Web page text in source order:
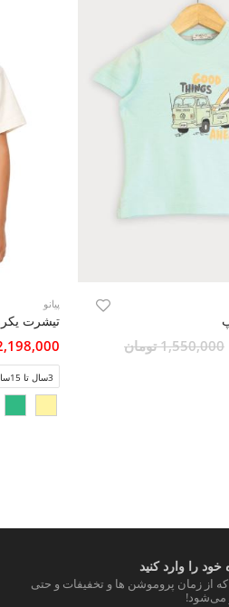
1,550,000 تومان
پیانو
2,198,000
3سال تا 15سال
را وارد کنید
که از زمان پروموشن ها و تخفیفات و حتی
می‌شود!